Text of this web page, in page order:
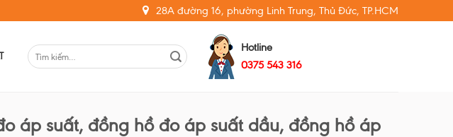
28A đường 16, phường Linh Trung, Thủ Đức, TP.HCM
Hotline
0375 543 316
áp suất, đồng hồ đo áp suất dầu, đồng hồ áp